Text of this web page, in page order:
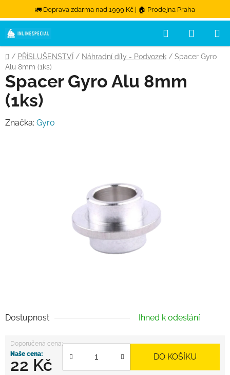
🚛 Doprava zdarma nad 1999 Kč | 🏠 Prodejna Praha
Přejít na obsah
Hledat
Domů
/ PŘÍSLUŠENSTVÍ / Náhradní díly - Podvozek / Spacer Gyro
Alu 8mm (1ks)
Dostupnost Ihned k odeslání
22 Kč DO KOŠÍKU
Spacer Gyro Alu 8mm
(1ks)
Značka: Gyro